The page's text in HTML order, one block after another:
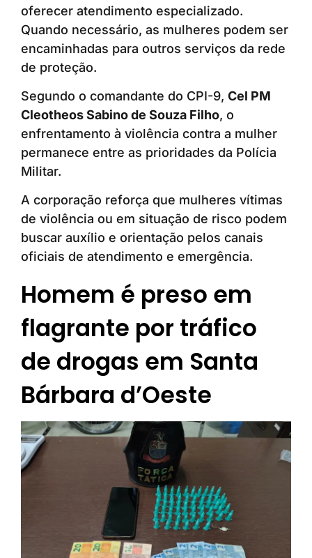
oferecer atendimento especializado.
Quando necessário, as mulheres podem ser
encaminhadas para outros serviços da rede
de proteção.
Segundo o comandante do CPI-9, Cel PM
Cleotheos Sabino de Souza Filho, o
enfrentamento à violência contra a mulher
permanece entre as prioridades da Polícia
Militar.
A corporação reforça que mulheres vítimas
de violência ou em situação de risco podem
buscar auxílio e orientação pelos canais
oficiais de atendimento e emergência.
Homem é preso em
flagrante por tráfico
de drogas em Santa
Bárbara d’Oeste